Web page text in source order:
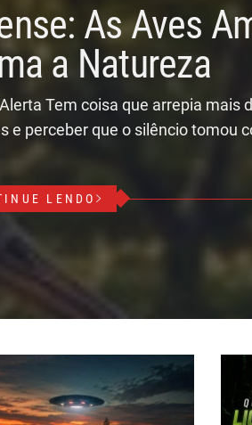
As Aves
a Natureza
Tem coisa que arrepia mais
perceber que o silêncio tomou
LENDO